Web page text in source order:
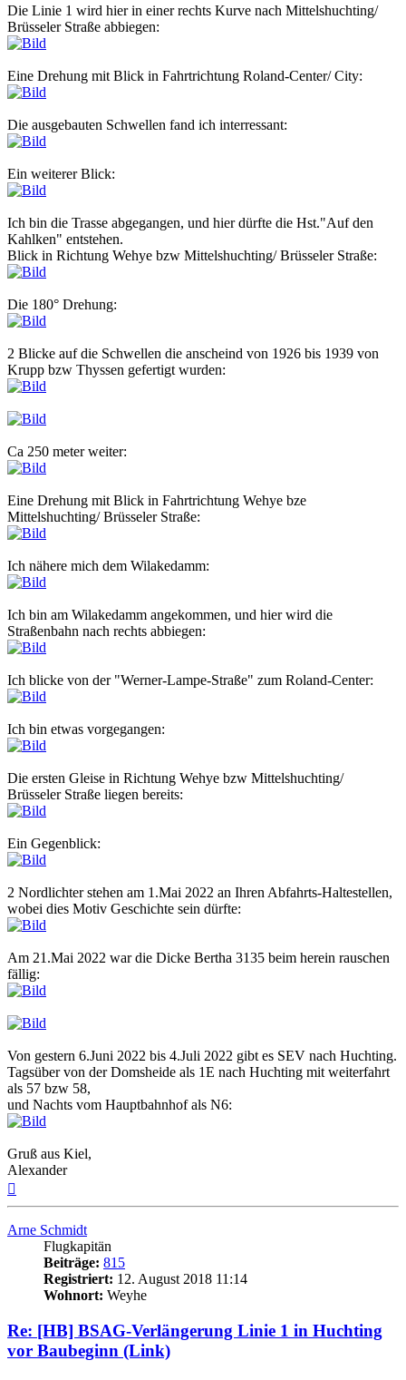
Die Linie 1 wird hier in einer rechts Kurve nach Mittelshuchting/
Brüsseler Straße abbiegen:
Eine Drehung mit Blick in Fahrtrichtung Roland-Center/ City:
Die ausgebauten Schwellen fand ich interressant:
Ein weiterer Blick:
Ich bin die Trasse abgegangen, und hier dürfte die Hst."Auf den
Kahlken" entstehen.
Blick in Richtung Wehye bzw Mittelshuchting/ Brüsseler Straße:
Die 180° Drehung:
2 Blicke auf die Schwellen die anscheind von 1926 bis 1939 von
Krupp bzw Thyssen gefertigt wurden:
Ca 250 meter weiter:
Eine Drehung mit Blick in Fahrtrichtung Wehye bze
Mittelshuchting/ Brüsseler Straße:
Ich nähere mich dem Wilakedamm:
Ich bin am Wilakedamm angekommen, und hier wird die
Straßenbahn nach rechts abbiegen:
Ich blicke von der "Werner-Lampe-Straße" zum Roland-Center:
Ich bin etwas vorgegangen:
Die ersten Gleise in Richtung Wehye bzw Mittelshuchting/
Brüsseler Straße liegen bereits:
Ein Gegenblick:
2 Nordlichter stehen am 1.Mai 2022 an Ihren Abfahrts-Haltestellen,
wobei dies Motiv Geschichte sein dürfte:
Am 21.Mai 2022 war die Dicke Bertha 3135 beim herein rauschen
fällig:
Von gestern 6.Juni 2022 bis 4.Juli 2022 gibt es SEV nach Huchting.
Tagsüber von der Domsheide als 1E nach Huchting mit weiterfahrt
als 57 bzw 58,
und Nachts vom Hauptbahnhof als N6:
Gruß aus Kiel,
Alexander
Arne Schmidt
Flugkapitän
Beiträge: 815
Registriert: 12. August 2018 11:14
Wohnort: Weyhe
Re: [HB] BSAG-Verlängerung Linie 1 in Huchting
vor Baubeginn (Link)